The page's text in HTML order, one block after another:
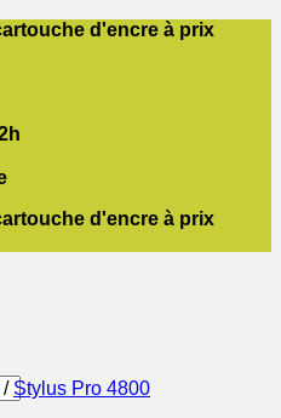
d'encre à prix
d'encre à prix
/ Stylus Pro 4800